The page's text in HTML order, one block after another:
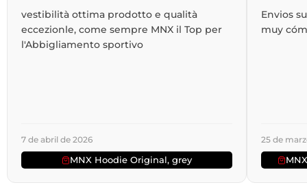
vestibilità ottima prodotto e qualità
eccezionle, come sempre MNX il Top per
l'Abbigliamento sportivo
7 de abril de 2026
MNX Hoodie Original, grey
Envios
muy
25 de